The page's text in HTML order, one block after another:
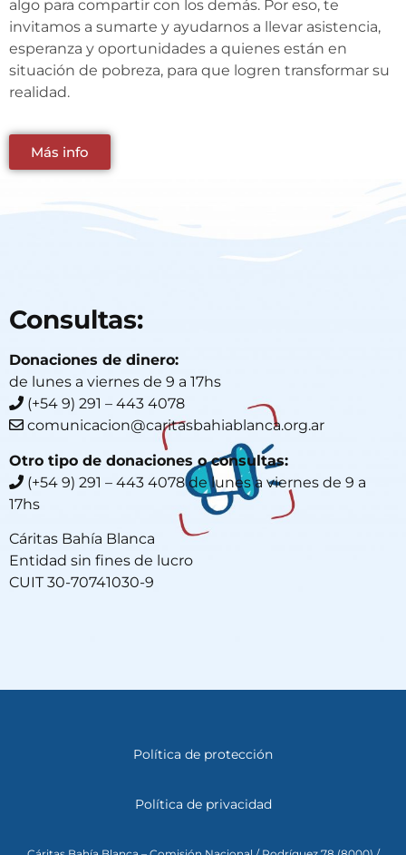
algo para compartir con los demás. Por eso, te
invitamos a sumarte y ayudarnos a llevar asistencia,
esperanza y oportunidades a quienes están en
situación de pobreza, para que logren transformar su
realidad.
Más info
Consultas:
Donaciones de dinero:
de lunes a viernes de 9 a 17hs
(+54 9) 291 – 443 4078
comunicacion@caritasbahiablanca.org.ar
Otro tipo de donaciones o consultas:
(+54 9) 291 – 443 4078 de lunes a viernes de 9 a
17hs
Cáritas Bahía Blanca
Entidad sin fines de lucro
CUIT 30-70741030-9
Política de protección
Política de privacidad